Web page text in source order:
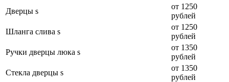
Дверцы s
от 1250
рублей
Шланга слива s
от 1250
рублей
Ручки дверцы люка s
от 1350
рублей
Стекла дверцы s
от 1350
рублей